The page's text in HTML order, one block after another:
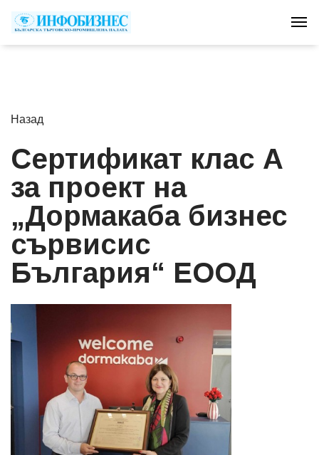
Назад
Сертификат клас А
за проект на
„Дормакаба бизнес
сървисис
България“ ЕООД